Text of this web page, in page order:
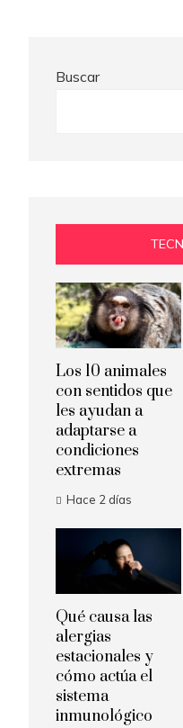
Buscar
Los 10 animales
con sentidos que
les ayudan a
adaptarse a
condiciones
extremas
Hace 2 días
Qué causa las
alergias
estacionales y
cómo actúa el
sistema
inmunológico